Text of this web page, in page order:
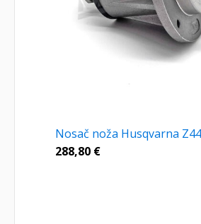
Nosač noža Husqvarna
288,80 €